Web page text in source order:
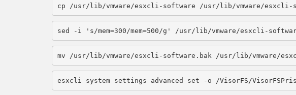
cp /usr/lib/vmware/esxcli-software /usr/lib/vmware/esxcli-
sed -i 's/mem=300/mem=500/g' /usr/lib/vmware/esxcli-
mv /usr/lib/vmware/esxcli-software.bak /usr/lib/vmware/
esxcli system settings advanced set -o /VisorFS/